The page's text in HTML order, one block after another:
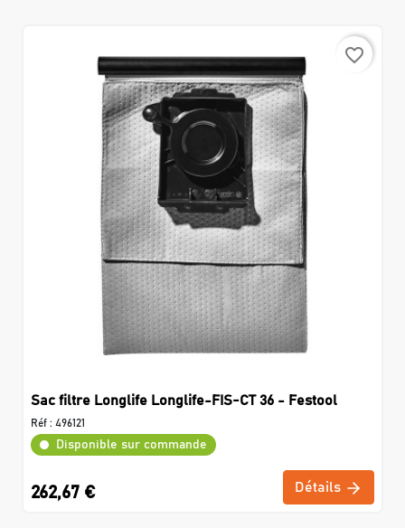
favorite_border
Sac filtre Longlife Longlife-FIS-CT 36 - Festool
Réf : 496121
Disponible sur commande
262,67 € Détails